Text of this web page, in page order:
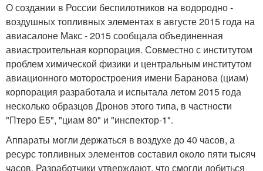
О создании в России беспилотников на водородно -
воздушных топливных элементах в августе 2015 года на
авиасалоне Макс - 2015 сообщала объединенная
авиастроительная корпорация. Совместно с институтом
проблем химической физики и центральным институтом
авиационного моторостроения имени Баранова (циам)
корпорация разработала и испытала летом 2015 года
несколько образцов Дронов этого типа, в частности
"Птеро E5", "циам 80" и "инспектор-1".
Аппараты могли держаться в воздухе до 40 часов, а
ресурс топливных элементов составил около пяти тысяч
часов. Разработчики утверждают, что смогли добиться